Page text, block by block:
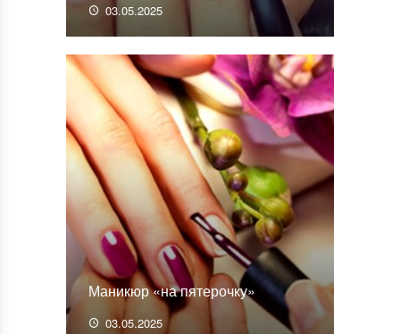
03.05.2025
Маникюр «на пятерочку»
03.05.2025